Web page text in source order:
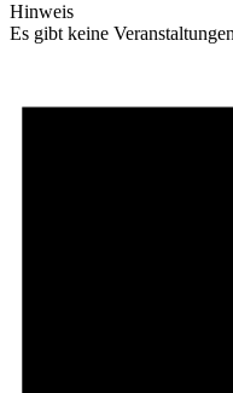
Hinweis
Es gibt keine